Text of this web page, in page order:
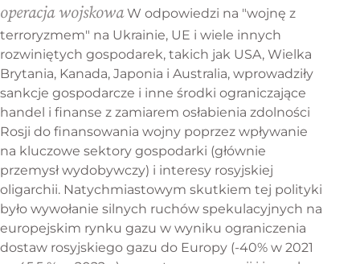
operacja wojskowaW odpowiedzi na "wojnę z
terroryzmem" na Ukrainie, UE i wiele innych
rozwiniętych gospodarek, takich jak USA, Wielka
Brytania, Kanada, Japonia i Australia, wprowadziły
sankcje gospodarcze i inne środki ograniczające
handel i finanse z zamiarem osłabienia zdolności
Rosji do finansowania wojny poprzez wpływanie
na kluczowe sektory gospodarki (głównie
przemysł wydobywczy) i interesy rosyjskiej
oligarchii. Natychmiastowym skutkiem tej polityki
było wywołanie silnych ruchów spekulacyjnych na
europejskim rynku gazu w wyniku ograniczenia
dostaw rosyjskiego gazu do Europy (-40% w 2021